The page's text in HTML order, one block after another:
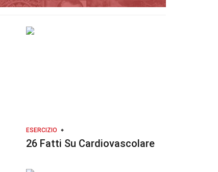
ESERCIZIO
26 Fatti Su Cardiovascolare